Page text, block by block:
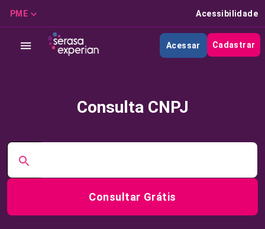
PME Acessibilidade
Acessar Cadastrar
Consulta CNPJ
Consultar Grátis